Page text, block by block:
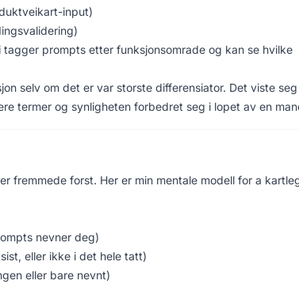
input)
prompts etter funksjonsomrade og kan se hvilke
selv om det er var storste differensiator. Det viste
termer og synligheten forbedret seg i lopet av en
fremmede forst. Her er min mentale modell for a
nevner deg)
eller ikke i det hele tatt)
eller bare nevnt)